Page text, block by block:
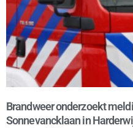
Brandweer onderzoekt
Sonnevancklaan in